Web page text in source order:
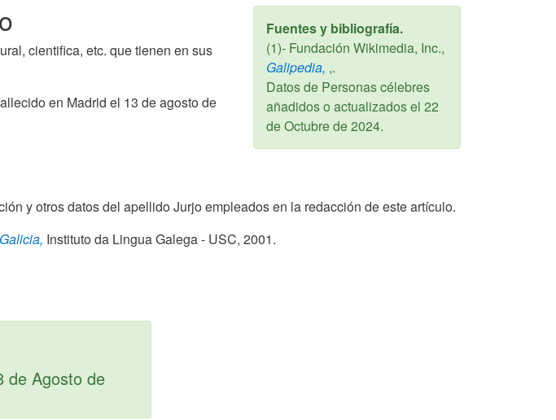
cientifica, etc. que tienen en sus
en Madrid el 13 de agosto de
Fuentes y bibliografía.
(1)- Fundación Wikimedia, Inc.,
Galipedia, ,.
Datos de Personas célebres
añadidos o actualizados el 22
de Octubre de 2024.
y otros datos del apellido Jurjo empleados en la redacción de este artículo.
Instituto da Lingua Galega - USC, 2001.
de Agosto de